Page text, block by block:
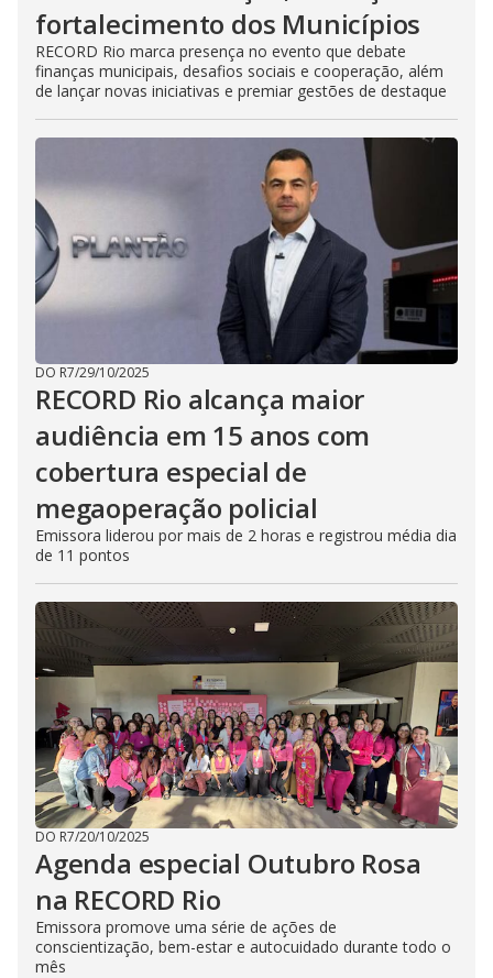
fortalecimento dos Municípios
RECORD Rio marca presença no evento que debate
finanças municipais, desafios sociais e cooperação, além
de lançar novas iniciativas e premiar gestões de destaque
DO R7/29/10/2025
RECORD Rio alcança maior
audiência em 15 anos com
cobertura especial de
megaoperação policial
Emissora liderou por mais de 2 horas e registrou média dia
de 11 pontos
DO R7/20/10/2025
Agenda especial Outubro Rosa
na RECORD Rio
Emissora promove uma série de ações de
conscientização, bem-estar e autocuidado durante todo o
mês